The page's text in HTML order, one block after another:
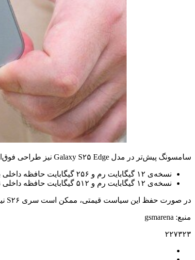
سامسونگ پیش‌تر در مدل Galaxy S۲۵ Edge نیز طراحی فوق‌العاده باریکی را ارائه کرده بود و این مدل در دو نسخه با حافظه متفاوت عرضه شد:
نسخه‌ی ۱۲ گیگابایت رم و ۲۵۶ گیگابایت حافظه داخلی با قیمت حدود
نسخه‌ی ۱۲ گیگابایت رم و ۵۱۲ گیگابایت حافظه داخلی نیز با همین قیمت
در صورت حفظ این سیاست قیمتی، ممکن است سری S۲۶ نیز در همین بازه‌ی قیمتی عرضه شود.
منبع: gsmarena
۲۲۷۳۲۳